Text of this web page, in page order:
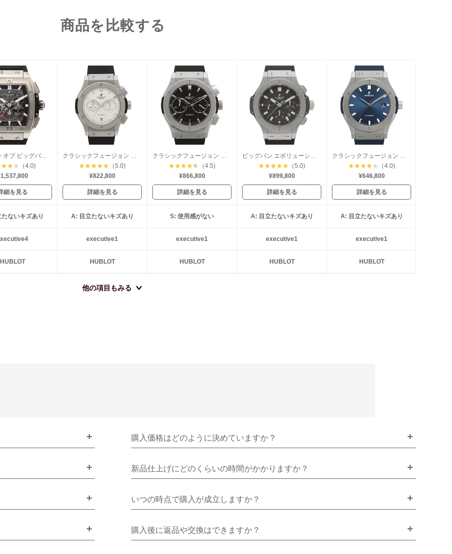
商品を比較する
スピリットオブ ビッグバン チタニウム
★★ ★
（4.0)
細を見る
クラシックフュージョン クロノグラフ チタニウム
★★★★★ （5.0)
¥822,800
詳細を見る
クラシックフュージョン クロノグラフ チタニウム
★★★★★
（4.5)
¥866,800
詳細を見る
ビッグバン エボリューション
★★★★★ （5.0)
¥899,800
詳細を見る
クラシックフュージョン チタニウム
★★★★ ★
（4.0)
¥646,800
詳細を見る
ないキズあり A: 目立たないキズあり S: 使用感がない A: 目立たないキズあり A: 目立たないキズあり
executive1 executive1 executive1 executive1
HUBLOT HUBLOT HUBLOT HUBLOT HUBLOT
他の項目もみる
購入価格はどのように決めていますか？
新品仕上げにどのくらいの時間がかかりますか？
いつの時点で購入が成立しますか？
購入後に返品や交換はできますか？